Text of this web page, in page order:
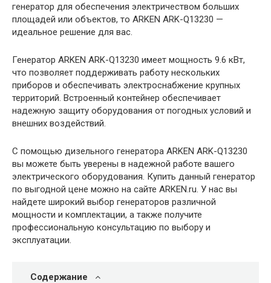
генератор для обеспечения электричеством больших
площадей или объектов, то ARKEN ARK-Q13230 —
идеальное решение для вас.
Генератор ARKEN ARK-Q13230 имеет мощность 9.6 кВт,
что позволяет поддерживать работу нескольких
приборов и обеспечивать электроснабжение крупных
территорий. Встроенный контейнер обеспечивает
надежную защиту оборудования от погодных условий и
внешних воздействий.
С помощью дизельного генератора ARKEN ARK-Q13230
вы можете быть уверены в надежной работе вашего
электрического оборудования. Купить данный генератор
по выгодной цене можно на сайте ARKEN.ru. У нас вы
найдете широкий выбор генераторов различной
мощности и комплектации, а также получите
профессиональную консультацию по выбору и
эксплуатации.
Содержание